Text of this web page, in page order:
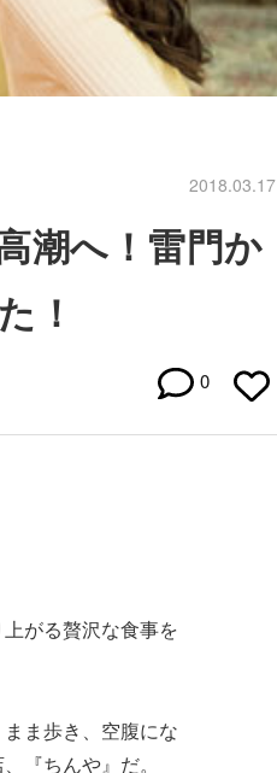
2018.03.17
潮へ！雷門か
！
0
がる贅沢な食事を
ま歩き、空腹にな
『ちんや』だ。